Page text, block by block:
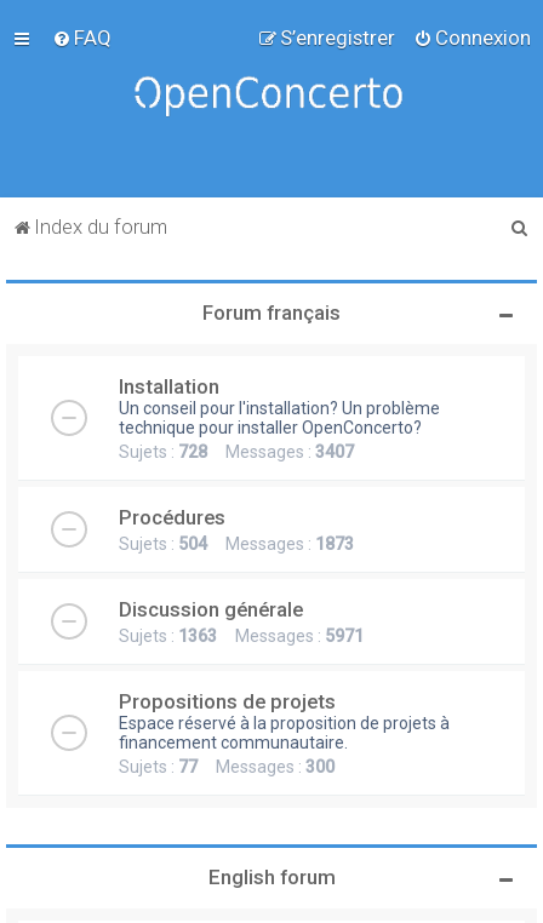
FAQ Connexion
S’enregistrer
Index du forum
Forum français
Installation
Un conseil pour l'installation? Un problème
technique pour installer OpenConcerto?
Sujets : 728 Messages : 3407
Procédures
Sujets : 504Messages : 1873
Discussion générale
Sujets : 1363 Messages : 5971
Propositions de projets
Espace réservé à la proposition de projets à
financement communautaire.
Sujets : 77Messages : 300
English forum